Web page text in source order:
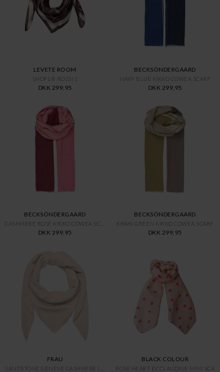
LEVETE ROOM
SHOP LR-ROSSI 1
DKK 299,95
BECKSÖNDERGAARD
NAVY BLUE KIKKO COWEA SCARF
DKK 299,95
BECKSÖNDERGAARD
DKK 299,95
BECKSÖNDERGAARD
KHAKI GREEN KIKKO COWEA SCARF
DKK 299,95
FRAU BLACK COLOUR
ROSE HEART BCCLAUDINE MINI SCA